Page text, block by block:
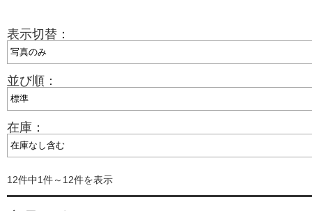
表示切替：
並び順：
在庫：
12件中1件～12件を表示